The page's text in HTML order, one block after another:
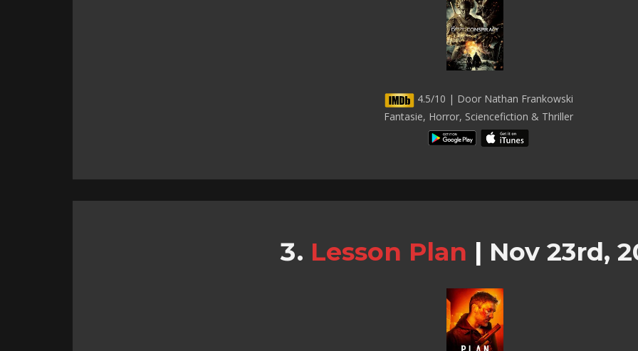
4.5/10 | Door Nathan Frankowski
Fantasie, Horror, Sciencefiction & Thriller
Lesson Plan | Nov 23rd,